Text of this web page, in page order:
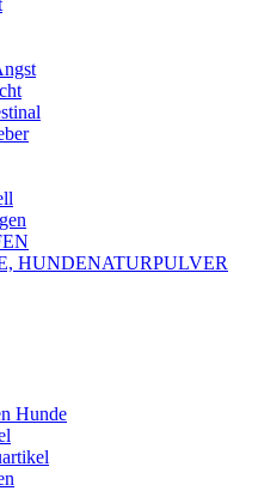
HUNDENATURPULVER
Hunde